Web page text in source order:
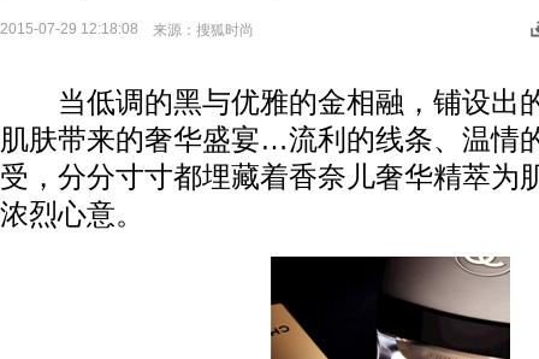
2015-07-29 12:18:08 来源： 搜狐时尚
当低调的黑与优雅的金相融，铺设出
肌肤带来的奢华盛宴…流利的线条、温情
受，分分寸寸都埋藏着香奈儿奢华精萃为
浓烈心意。